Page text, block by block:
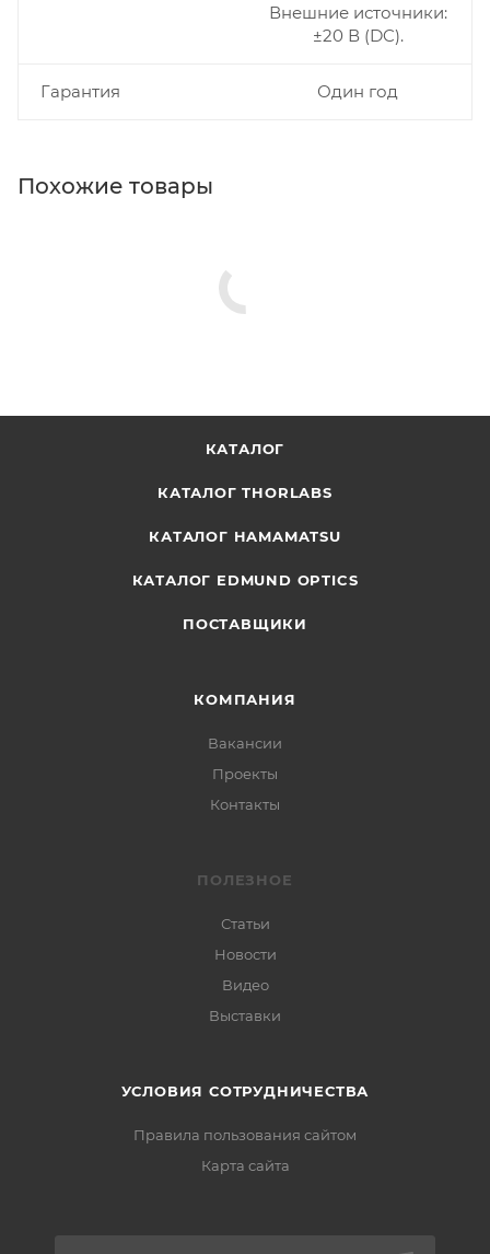
Внешние источники:
±20 В (DC).
Гарантия Один год
Похожие товары
КАТАЛОГ
КАТАЛОГ THORLABS
КАТАЛОГ HAMAMATSU
КАТАЛОГ EDMUND OPTICS
ПОСТАВЩИКИ
КОМПАНИЯ
Вакансии
Проекты
Контакты
ПОЛЕЗНОЕ
Статьи
Новости
Видео
Выставки
УСЛОВИЯ СОТРУДНИЧЕСТВА
Правила пользования сайтом
Карта сайта